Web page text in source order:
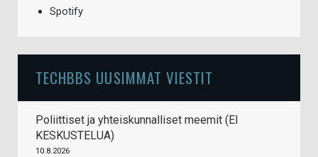
Spotify
TECHBBS UUSIMMAT VIESTIT
Poliittiset ja yhteiskunnalliset meemit (EI
KESKUSTELUA)
10.8.2026